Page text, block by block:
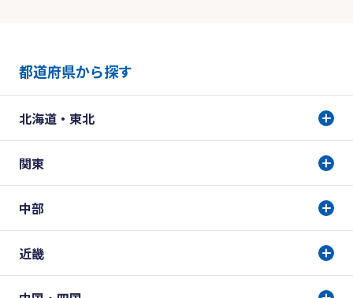
都道府県から探す
北海道・東北
関東
中部
近畿